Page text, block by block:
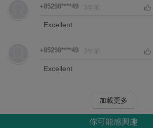
+85298****49 3年前
Excellent
+85298****49 3年前
Excellent
加載更多
你可能感興趣